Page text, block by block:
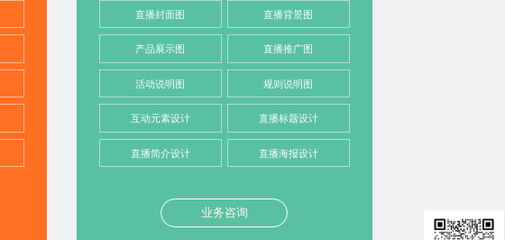
直播封面图 直播背景图
产品展示图 直播推广图
活动说明图 规则说明图
互动元素设计 直播标题设计
直播简介设计 直播海报设计
业务咨询